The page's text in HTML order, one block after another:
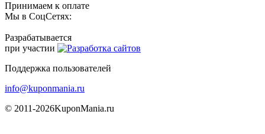
Принимаем к оплате
Мы в СоцСетях:
Разрабатывается
при участии
Поддержка пользователей
info@kuponmania.ru
© 2011-2026KuponMania.ru